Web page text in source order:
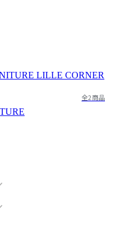
全2商品